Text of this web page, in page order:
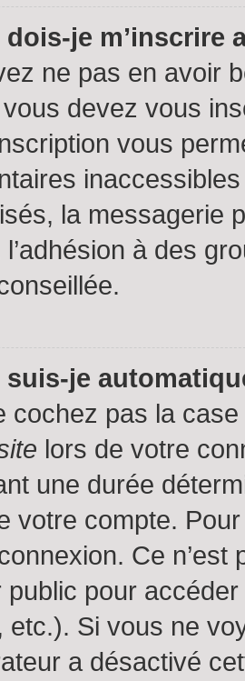
je m’inscrire
ne pas en avoir
devez vous
vous
la messagerie
à des
je
cochez pas la case
lors de votre
une durée
votre compte.
Ce
public pour
etc.). Si vous ne
a désactivé